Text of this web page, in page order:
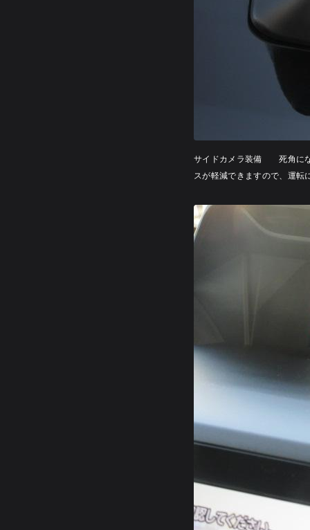
サイドカメラ装備 死角にな
スが軽減できますので、運転